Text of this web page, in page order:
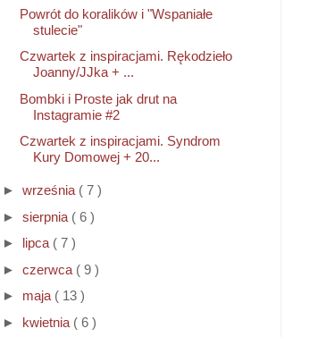
Powrót do koralików i "Wspaniałe
stulecie"
Czwartek z inspiracjami. Rękodzieło
Joanny/JJka + ...
Bombki i Proste jak drut na
Instagramie #2
Czwartek z inspiracjami. Syndrom
Kury Domowej + 20...
►września ( 7 )
►sierpnia ( 6 )
► lipca ( 7 )
►czerwca ( 9 )
► maja ( 13 )
► kwietnia ( 6 )